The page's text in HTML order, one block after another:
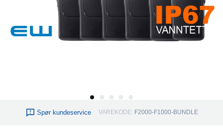
Spør kundeservice VAREKODE: F2000-F1000-BUNDLE